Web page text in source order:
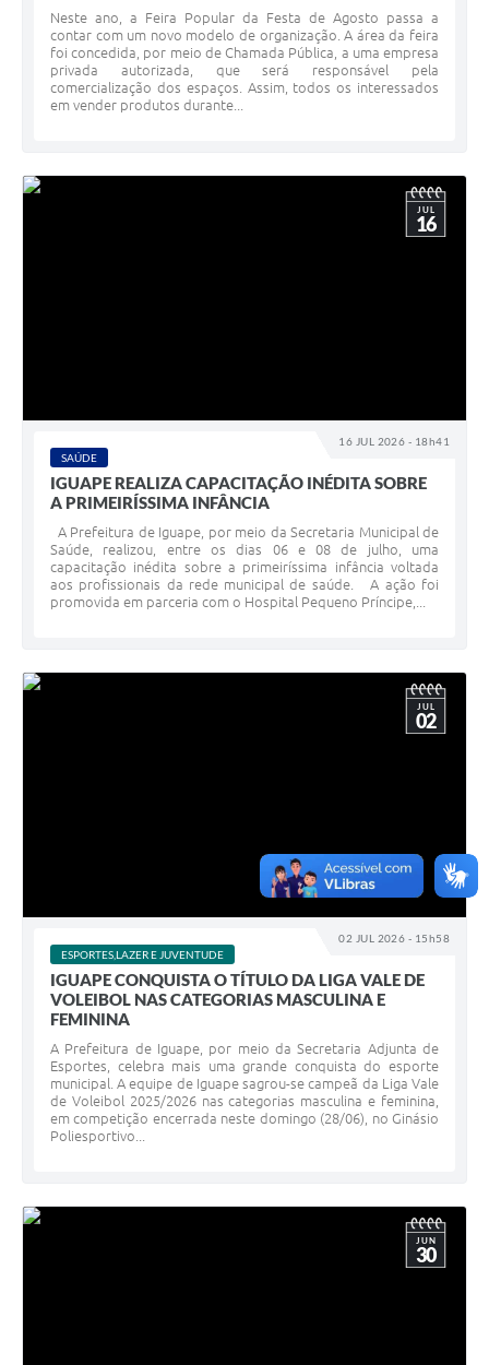
Neste ano, a Feira Popular da Festa de Agosto passa a
contar com um novo modelo de organização. A área da feira
foi concedida, por meio de Chamada Pública, a uma empresa
privada autorizada, que será responsável pela
comercialização dos espaços. Assim, todos os interessados
em vender produtos durante...
16 JUL 2026 - 18h41
JUL
16
SAÚDE
IGUAPE REALIZA CAPACITAÇÃO INÉDITA SOBRE
A PRIMEIRÍSSIMA INFÂNCIA
A Prefeitura de Iguape, por meio da Secretaria Municipal de
Saúde, realizou, entre os dias 06 e 08 de julho, uma
capacitação inédita sobre a primeiríssima infância voltada
aos profissionais da rede municipal de saúde. A ação foi
promovida em parceria com o Hospital Pequeno Príncipe,...
02 JUL 2026 - 15h58
JUL
02
ESPORTES,LAZER E JUVENTUDE
IGUAPE CONQUISTA O TÍTULO DA LIGA VALE DE
VOLEIBOL NAS CATEGORIAS MASCULINA E
FEMININA
A Prefeitura de Iguape, por meio da Secretaria Adjunta de
Esportes, celebra mais uma grande conquista do esporte
municipal. A equipe de Iguape sagrou-se campeã da Liga Vale
de Voleibol 2025/2026 nas categorias masculina e feminina,
em competição encerrada neste domingo (28/06), no Ginásio
Poliesportivo...
JUN
30